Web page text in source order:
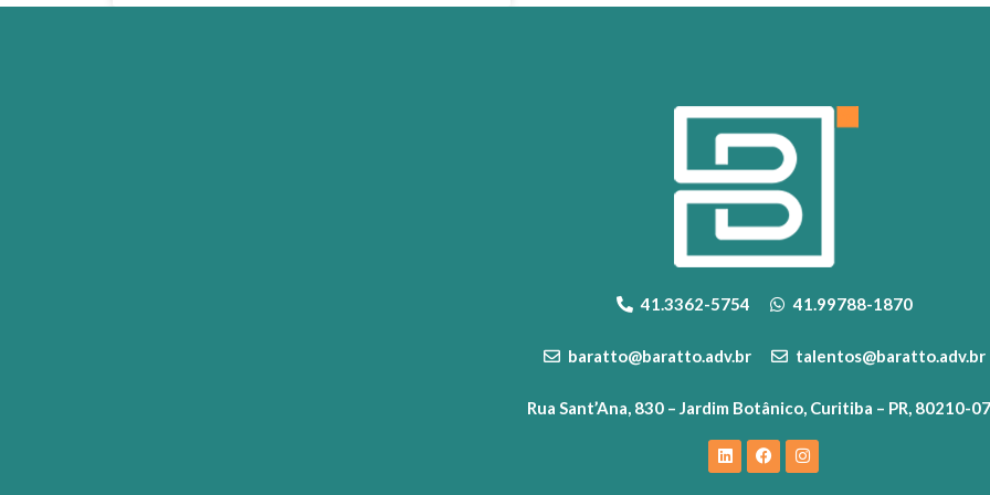
41.3362-5754 41.99788-1870
baratto@baratto.adv.br talentos@baratto.adv.br
Rua Sant’Ana, 830 – Jardim Botânico, Curitiba – PR, 80210-